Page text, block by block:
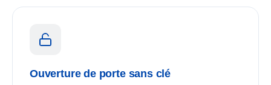
Ouverture de porte sans clé